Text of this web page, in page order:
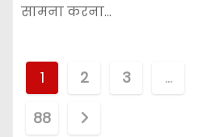
सामना करना…
1 2 3
…
88